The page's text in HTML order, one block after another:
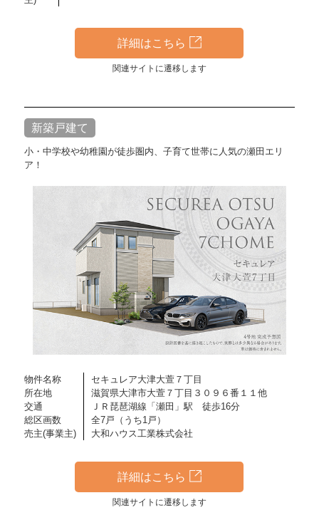
詳細はこちら
関連サイトに遷移します
新築戸建て
小・中学校や幼稚園が徒歩圏内、子育て世帯に人気の瀬田エリ
ア！
物件名称
セキュレア大津大萱７丁目
所在地
滋賀県大津市大萱７丁目３０９６番１１他
交通
ＪＲ琵琶湖線「瀬田」駅 徒歩16分
総区画数
全7戸（うち1戸）
売主(事業主)
大和ハウス工業株式会社
詳細はこちら
関連サイトに遷移します